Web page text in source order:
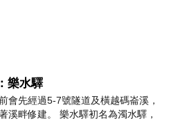
樂水驛
會先經過5-7號隧道及橫越碼崙溪，
溪畔修建。 樂水驛初名為濁水驛，